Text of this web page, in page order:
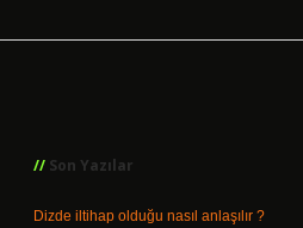
Son Yazılar
Dizde iltihap olduğu nasıl anlaşılır ?